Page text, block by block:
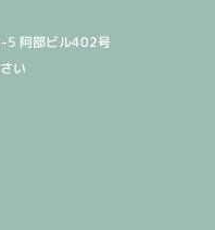
5 阿部ビル402号
い